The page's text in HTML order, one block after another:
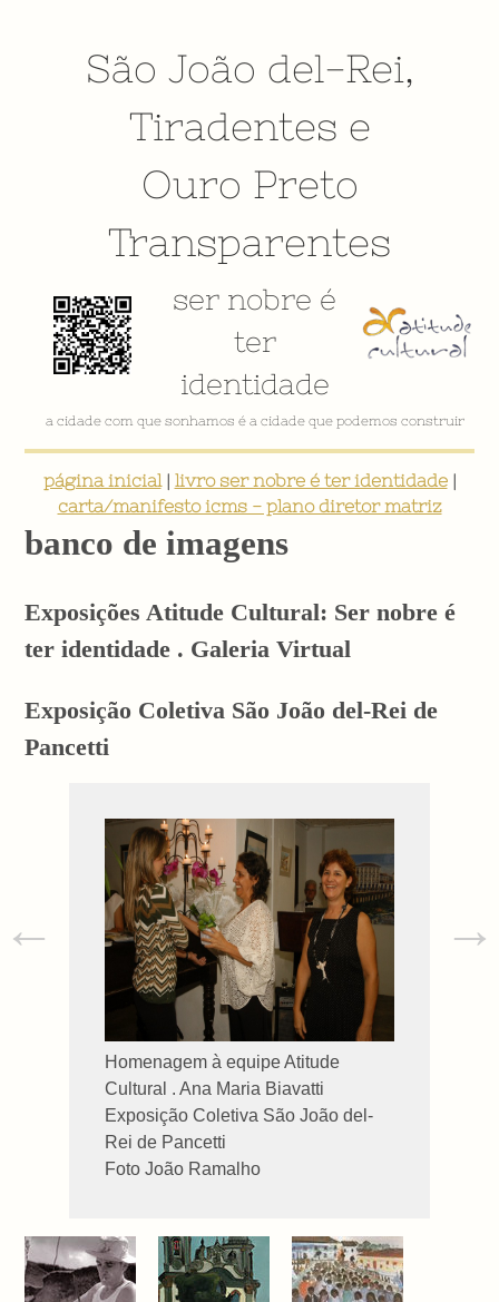
São João del-Rei,
Tiradentes e
Ouro Preto
Transparentes
ser nobre é
ter
identidade
VÍDEO INSTITUCIONAL
página inicial| livro ser nobre é ter identidade|
carta/manifesto icms - plano diretor matriz
banco de imagens
Exposições Atitude Cultural: Ser nobre é
ter identidade . Galeria Virtual
Exposição Coletiva São João del-Rei de
Pancetti
Homenagem à equipe Atitude
Cultural . Ana Maria Biavatti
Exposição Coletiva São João del-
Rei de Pancetti
Foto João Ramalho
← →